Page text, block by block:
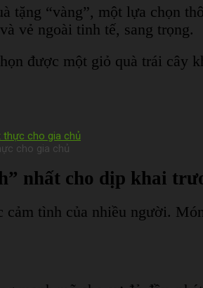
tặng “vàng”, một lựa chọn
vẻ ngoài tinh tế, sang trọng.
được một giỏ quà trái cây
cho gia chủ
nhất cho dịp khai
tình của nhiều người.